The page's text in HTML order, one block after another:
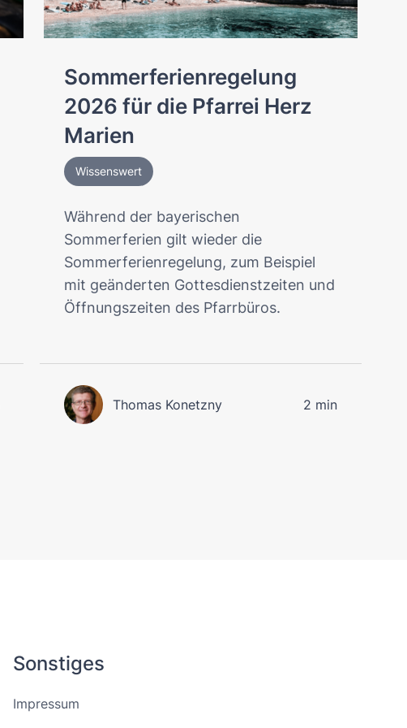
Sommerferienregelung
2026 für die Pfarrei Herz
Marien
Wissenswert
Während der bayerischen
Sommerferien gilt wieder die
Sommerferienregelung, zum Beispiel
mit geänderten Gottesdienstzeiten und
Öffnungszeiten des Pfarrbüros.
Thomas Konetzny 2 min
Sonstiges
Impressum